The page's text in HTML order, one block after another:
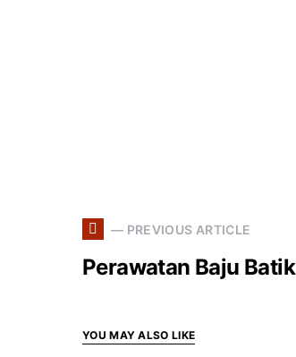
— PREVIOUS ARTICLE
Perawatan Baju Batik
YOU MAY ALSO LIKE